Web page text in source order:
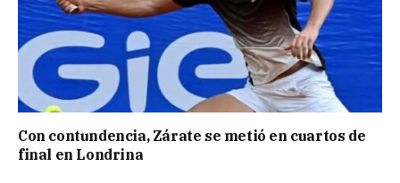
Con contundencia, Zárate se metió en cuartos de
final en Londrina